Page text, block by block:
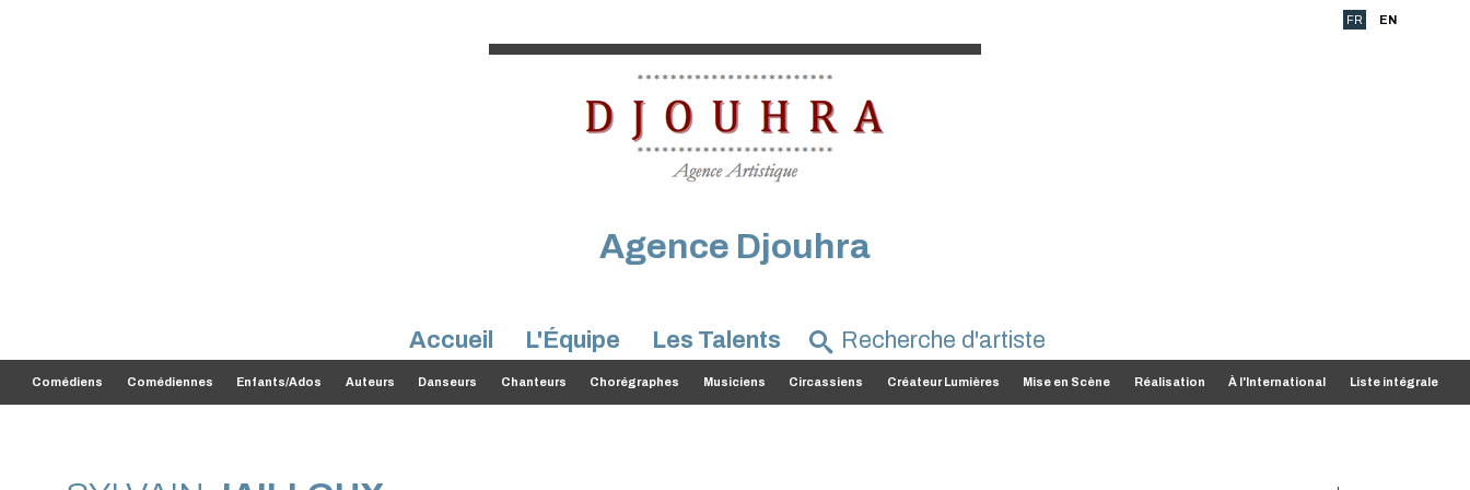
FR EN
Agence Djouhra
Accueil L'Équipe Les Talents
Comédiens Comédiennes Enfants/Ados Auteurs Danseurs Chanteurs Chorégraphes Musiciens Circassiens Créateur Lumières Mise en Scène Réalisation À l'International Liste intégrale